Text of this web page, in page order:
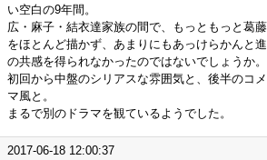
い空白の9年間。
広・麻子・結衣達家族の間で、もっともっと葛
をほとんど描かず、あまりにもあっけらかんと
の共感を得られなかったのではないでしょうか。
初回から中盤のシリアスな雰囲気と、後半のコ
マ風と。
まるで別のドラマを観ているようでした。
2017-06-18 12:00:37